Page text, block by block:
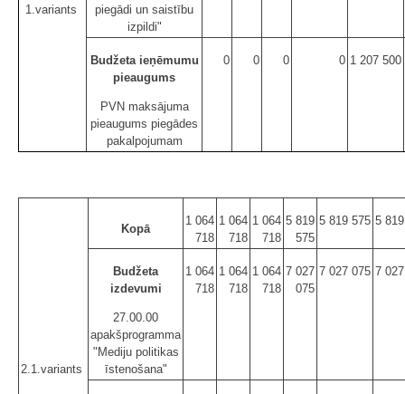
1.variants
piegādi un saistību
izpildi"
Budžeta ieņēmumu
pieaugums
PVN maksājuma
pieaugums piegādes
pakalpojumam
0 0 0 0 1 207 500
2.1.variants
Kopā
1 064
718
1 064
718
1 064
718
5 819
575
5 819 575 5
Budžeta
izdevumi
27.00.00
apakšprogramma
"Mediju politikas
īstenošana"
1 064
718
1 064
718
1 064
718
7 027
075
7 027 075 7